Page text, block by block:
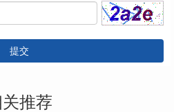
提交
推荐